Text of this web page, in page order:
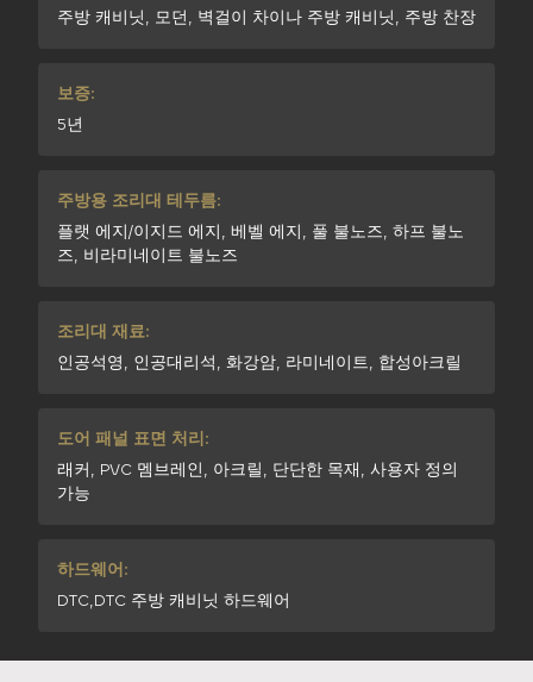
주방 캐비닛, 모던, 벽걸이 차이나 주방 캐비닛, 주방 찬장
보증:
5년
주방용 조리대 테두름:
플랫 에지/이지드 에지, 베벨 에지, 풀 불노즈, 하프 불노
즈, 비라미네이트 불노즈
조리대 재료:
인공석영, 인공대리석, 화강암, 라미네이트, 합성아크릴
도어 패널 표면 처리:
래커, PVC 멤브레인, 아크릴, 단단한 목재, 사용자 정의
가능
하드웨어:
DTC,DTC 주방 캐비닛 하드웨어